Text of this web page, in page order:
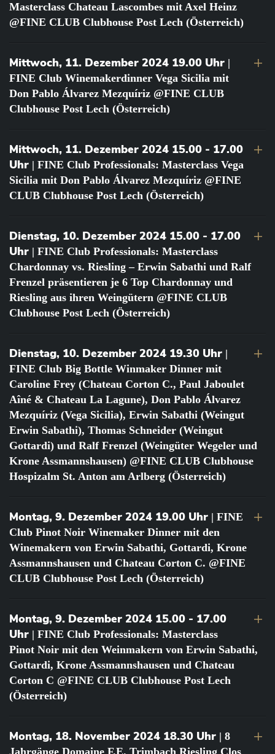
Masterclass Chateau Lascombes mit Axel Heinz
@FINE CLUB Clubhouse Post Lech (Österreich)
Mittwoch, 11. Dezember 2024 19.00 Uhr |
FINE Club Winemakerdinner Vega Sicilia mit
Don Pablo Álvarez Mezquíriz @FINE CLUB
Clubhouse Post Lech (Österreich)
Mittwoch, 11. Dezember 2024 15.00 - 17.00
Uhr | FINE Club Professionals: Masterclass Vega
Sicilia mit Don Pablo Álvarez Mezquíriz @FINE
CLUB Clubhouse Post Lech (Österreich)
Dienstag, 10. Dezember 2024 15.00 - 17.00
Uhr | FINE Club Professionals: Masterclass
Chardonnay vs. Riesling – Erwin Sabathi und Ralf
Frenzel präsentieren je 6 Top Chardonnay und
Riesling aus ihren Weingütern @FINE CLUB
Clubhouse Post Lech (Österreich)
Dienstag, 10. Dezember 2024 19.30 Uhr |
FINE Club Big Bottle Winmaker Dinner mit
Caroline Frey (Chateau Corton C., Paul Jaboulet
Aîné & Chateau La Lagune), Don Pablo Álvarez
Mezquíriz (Vega Sicilia), Erwin Sabathi (Weingut
Erwin Sabathi), Thomas Schneider (Weingut
Gottardi) und Ralf Frenzel (Weingüter Wegeler und
Krone Assmannshausen) @FINE CLUB Clubhouse
Hospizalm St. Anton am Arlberg (Österreich)
Montag, 9. Dezember 2024 19.00 Uhr | FINE
Club Pinot Noir Winemaker Dinner mit den
Winemakern von Erwin Sabathi, Gottardi, Krone
Assmannshausen und Chateau Corton C. @FINE
CLUB Clubhouse Post Lech (Österreich)
Montag, 9. Dezember 2024 15.00 - 17.00
Uhr | FINE Club Professionals: Masterclass
Pinot Noir mit den Weinmakern von Erwin Sabathi,
Gottardi, Krone Assmannshausen und Chateau
Corton C @FINE CLUB Clubhouse Post Lech
(Österreich)
Montag, 18. November 2024 18.30 Uhr | 8